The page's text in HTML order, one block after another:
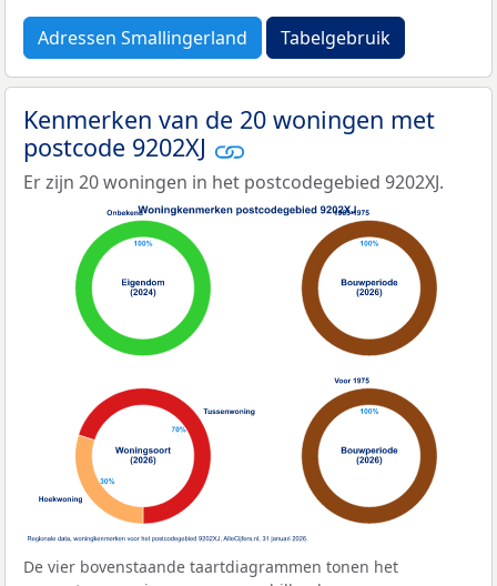
Adressen Smallingerland Tabelgebruik
Kenmerken van de 20 woningen met
postcode 9202XJ
Er zijn 20 woningen in het postcodegebied 9202XJ.
De vier bovenstaande taartdiagrammen tonen het